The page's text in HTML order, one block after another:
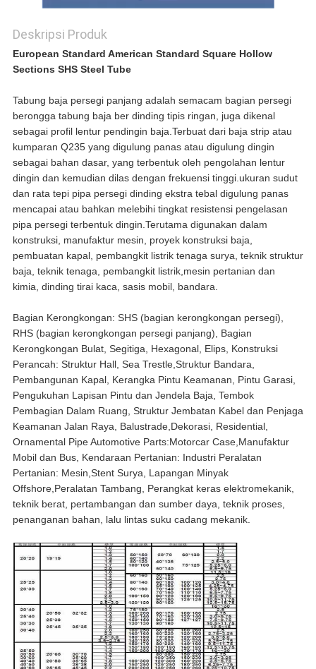
Deskripsi Produk
European Standard American Standard Square Hollow
Sections SHS Steel Tube
Tabung baja persegi panjang adalah semacam bagian persegi
berongga tabung baja ber dinding tipis ringan, juga dikenal
sebagai profil lentur pendingin baja.Terbuat dari baja strip atau
kumparan Q235 yang digulung panas atau digulung dingin
sebagai bahan dasar, yang terbentuk oleh pengolahan lentur
dingin dan kemudian dilas dengan frekuensi tinggi.ukuran sudut
dan rata tepi pipa persegi dinding ekstra tebal digulung panas
mencapai atau bahkan melebihi tingkat resistensi pengelasan
pipa persegi terbentuk dingin.Terutama digunakan dalam
konstruksi, manufaktur mesin, proyek konstruksi baja,
pembuatan kapal, pembangkit listrik tenaga surya, teknik struktur
baja, teknik tenaga, pembangkit listrik,mesin pertanian dan
kimia, dinding tirai kaca, sasis mobil, bandara.
Bagian Kerongkongan: SHS (bagian kerongkongan persegi),
RHS (bagian kerongkongan persegi panjang), Bagian
Kerongkongan Bulat, Segitiga, Hexagonal, Elips, Konstruksi
Perancah: Struktur Hall, Sea Trestle,Struktur Bandara,
Pembangunan Kapal, Kerangka Pintu Keamanan, Pintu Garasi,
Pengukuhan Lapisan Pintu dan Jendela Baja, Tembok
Pembagian Dalam Ruang, Struktur Jembatan Kabel dan Penjaga
Keamanan Jalan Raya, Balustrade,Dekorasi, Residential,
Ornamental Pipe Automotive Parts:Motorcar Case,Manufaktur
Mobil dan Bus, Kendaraan Pertanian: Industri Peralatan
Pertanian: Mesin,Stent Surya, Lapangan Minyak
Offshore,Peralatan Tambang, Perangkat keras elektromekanik,
teknik berat, pertambangan dan sumber daya, teknik proses,
penanganan bahan, lalu lintas suku cadang mekanik.